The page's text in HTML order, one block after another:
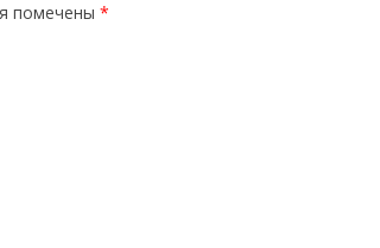
помечены *